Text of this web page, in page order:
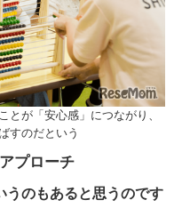
とが「安心感」につながり、
すのだという
プローチ
うのもあると思うのです